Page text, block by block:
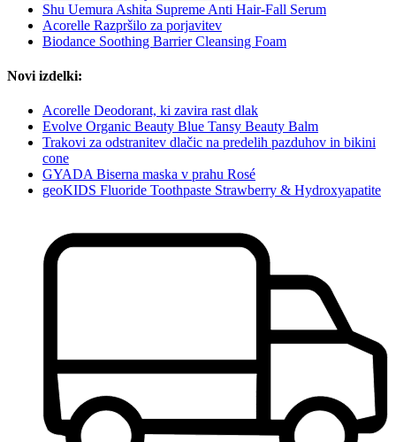
Shu Uemura Ashita Supreme Anti Hair-Fall Serum
Acorelle Razpršilo za porjavitev
Biodance Soothing Barrier Cleansing Foam
Novi izdelki:
Acorelle Deodorant, ki zavira rast dlak
Evolve Organic Beauty Blue Tansy Beauty Balm
Trakovi za odstranitev dlačic na predelih pazduhov in bikini
cone
GYADA Biserna maska v prahu Rosé
geoKIDS Fluoride Toothpaste Strawberry & Hydroxyapatite